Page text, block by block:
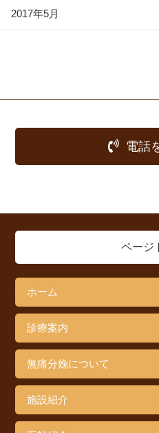
2017年5月
電話
ページ
ホーム
診療案内
無痛分娩について
施設紹介